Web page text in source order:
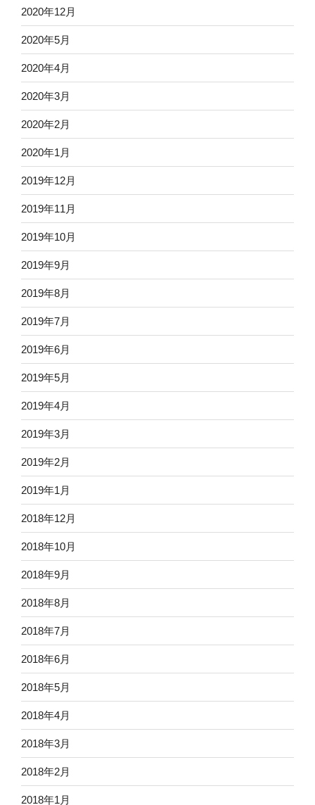
2020年12月
2020年5月
2020年4月
2020年3月
2020年2月
2020年1月
2019年12月
2019年11月
2019年10月
2019年9月
2019年8月
2019年7月
2019年6月
2019年5月
2019年4月
2019年3月
2019年2月
2019年1月
2018年12月
2018年10月
2018年9月
2018年8月
2018年7月
2018年6月
2018年5月
2018年4月
2018年3月
2018年2月
2018年1月